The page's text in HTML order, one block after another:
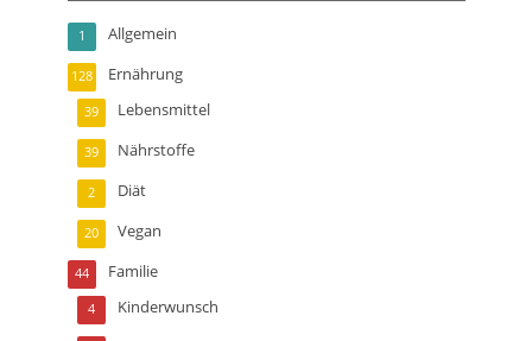
Allgemein
1
Ernährung
128
Lebensmittel
39
Nährstoffe
39
Diät
2
Vegan
20
Familie
44
Kinderwunsch
4